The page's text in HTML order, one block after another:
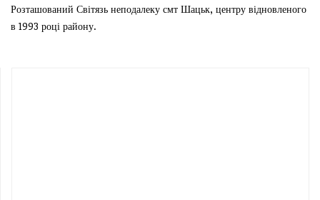
Розташований Світязь неподалеку смт Шацьк, центру відновленого
в 1993 році району.